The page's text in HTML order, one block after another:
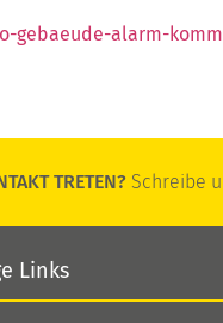
gebaeude-alarm-
TRETEN?Schreibe
Links